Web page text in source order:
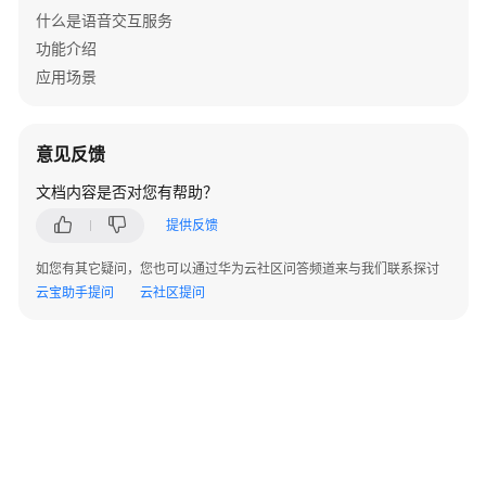
什么是语音交互服务
功能介绍
应用场景
意见反馈
文档内容是否对您有帮助？
提供反馈
如您有其它疑问，您也可以通过华为云社区问答频道来与我们联系探讨
云宝助手提问
云社区提问